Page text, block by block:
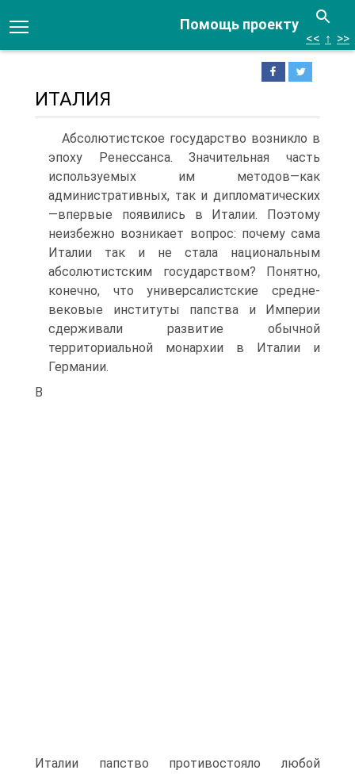
Помощь проекту
<< ↑ >>
ИТАЛИЯ
Абсолютистское государство возникло в
эпоху Ренессанса. Значительная часть
используемых им методов—как
административных, так и диплома­тических
—впервые появились в Италии. Поэтому
неизбежно возникает вопрос: почему сама
Италии так и не стала национальным
абсолютист­ским государством? Понятно,
конечно, что универсалистские средне­
вековые институты папства и Империи
сдерживали развитие обычной
территориальной монархии в Италии и
Германии.
В
Италии папство противостояло любой